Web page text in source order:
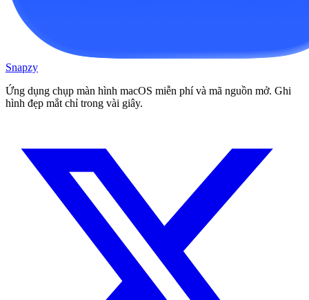
Snapzy
Ứng dụng chụp màn hình macOS miễn phí và mã nguồn mở. Ghi
hình đẹp mắt chỉ trong vài giây.